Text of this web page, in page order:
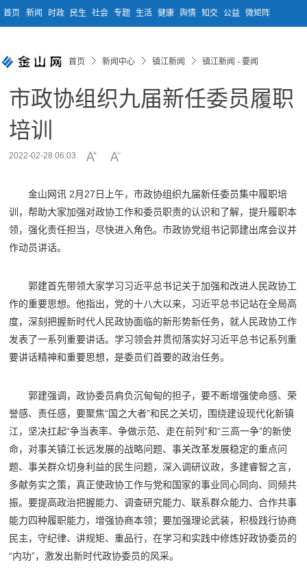
首页 新闻 时政 民生 社会 专题 生活 健康 舆情 知交 公益 微矩阵
首页 新闻中心 镇江新闻 镇江新闻 - 要闻
市政协组织九届新任委员履职
培训
2022-02-28 06:03
金山网讯 2月27日上午，市政协组织九届新任委员集中履职培
训，帮助大家加强对政协工作和委员职责的认识和了解，提升履职本
领，强化责任担当，尽快进入角色。市政协党组书记郭建出席会议并
作动员讲话。
郭建首先带领大家学习习近平总书记关于加强和改进人民政协工
作的重要思想。他指出，党的十八大以来，习近平总书记站在全局高
度，深刻把握新时代人民政协面临的新形势新任务，就人民政协工作
发表了一系列重要讲话。学习领会并贯彻落实好习近平总书记系列重
要讲话精神和重要思想，是委员们首要的政治任务。
郭建强调，政协委员肩负沉甸甸的担子，要不断增强使命感、荣
誉感、责任感，要聚焦“国之大者”和民之关切，围绕建设现代化新镇
江，坚决扛起“争当表率、争做示范、走在前列”和“三高一争”的新使
命，对事关镇江长远发展的战略问题、事关改革发展稳定的重点问
题、事关群众切身利益的民生问题，深入调研议政，多建睿智之言，
多献务实之策，真正使政协工作与党和国家的事业同心同向、同频共
振。要提高政治把握能力、调查研究能力、联系群众能力、合作共事
能力四种履职能力，增强协商本领；要加强理论武装，积极践行协商
民主，守纪律、讲规矩、重品行，在学习和实践中修炼好政协委员的
“内功”，激发出新时代政协委员的风采。